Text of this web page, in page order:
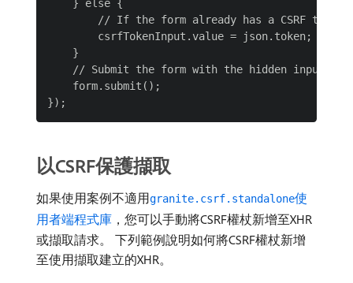
    } else {
// If the form already has a CSRF token
        csrfTokenInput.value = json.token;
    }
// Submit the form with the hidden input
    form.submit();
以CSRF保護擷取
如果使用案例不適用granite.csrf.standalone使
用者端程式庫 ，您可以手動將CSRF權杖新增至XHR
或擷取請求。 下列範例說明如何將CSRF權杖新增
至使用擷取建立的XHR。